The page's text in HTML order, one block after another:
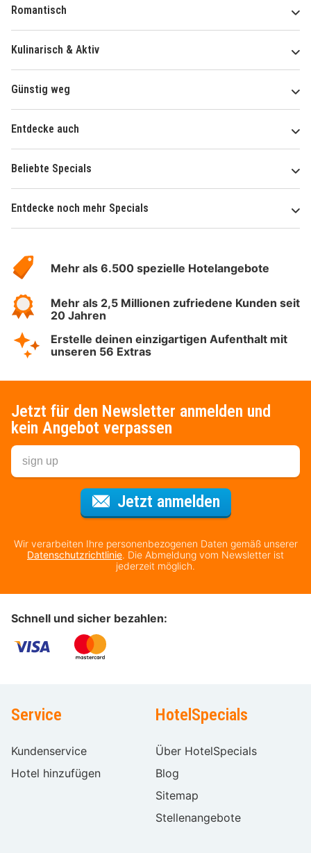
Romantisch
Kulinarisch & Aktiv
Günstig weg
Entdecke auch
Beliebte Specials
Entdecke noch mehr Specials
Hotelspecials
Mehr als 6.500 spezielle Hotelangebote
Mehr als 2,5 Millionen zufriedene Kunden seit
20 Jahren
Erstelle deinen einzigartigen Aufenthalt mit
unseren 56 Extras
Jetzt für den Newsletter anmelden und
kein Angebot verpassen
Jetzt anmeldenFür den
Wir verarbeiten Ihre personenbezogenen Daten gemäß unserer
Datenschutzrichtlinie. Die Abmeldung vom Newsletter ist
jederzeit möglich.
Schnell und sicher bezahlen:
Service
Kundenservice
Hotel hinzufügen
HotelSpecials
Über HotelSpecials
Blog
Sitemap
Stellenangebote